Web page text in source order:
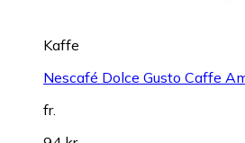
Kaffe
Nescafé Dolce Gusto Caffe
fr.